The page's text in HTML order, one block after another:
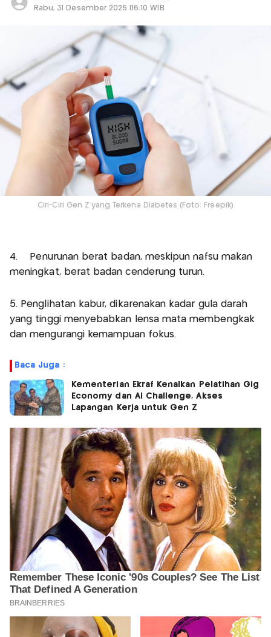
Rabu, 31 Desember 2025 |16:10 WIB
Ciri-Ciri Gen Z yang Terkena Diabetes (Foto: Freepik)
4. Penurunan berat badan, meskipun nafsu makan
meningkat, berat badan cenderung turun.
5. Penglihatan kabur, dikarenakan kadar gula darah
yang tinggi menyebabkan lensa mata membengkak
dan mengurangi kemampuan fokus.
Baca Juga :
Kementerian Ekraf Kenalkan Pelatihan Gig
Economy dan AI Challenge, Akses
Lapangan Kerja untuk Gen Z